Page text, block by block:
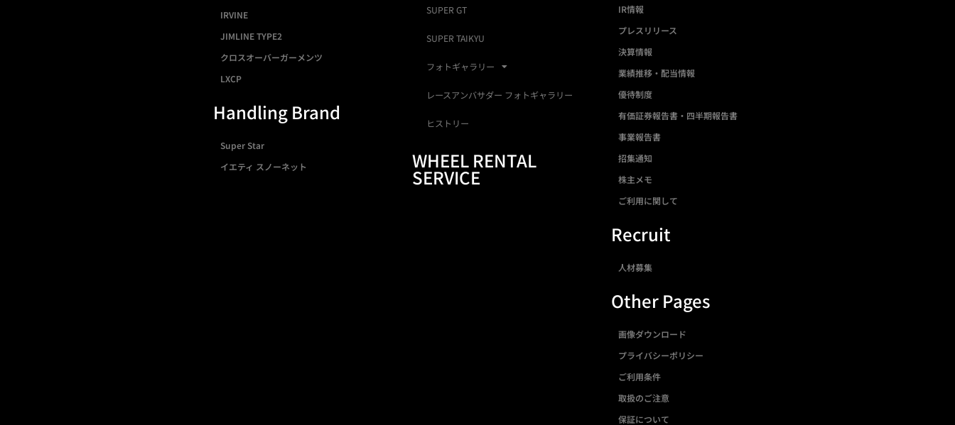
IRVINE
JIMLINE TYPE2
クロスオーバーガーメンツ
LXCP
Handling Brand
Super Star
イエティ スノーネット
SUPER GT
SUPER TAIKYU
フォトギャラリー
レースアンバサダー フォトギャラリー
ヒストリー
WHEEL RENTAL
SERVICE
IR情報
プレスリリース
決算情報
業績推移・配当情報
優待制度
有価証券報告書・四半期報告書
事業報告書
招集通知
株主メモ
ご利用に関して
Recruit
人材募集
Other Pages
画像ダウンロード
プライバシーポリシー
ご利用条件
取扱のご注意
保証について